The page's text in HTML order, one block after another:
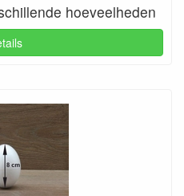
hoeveelheden